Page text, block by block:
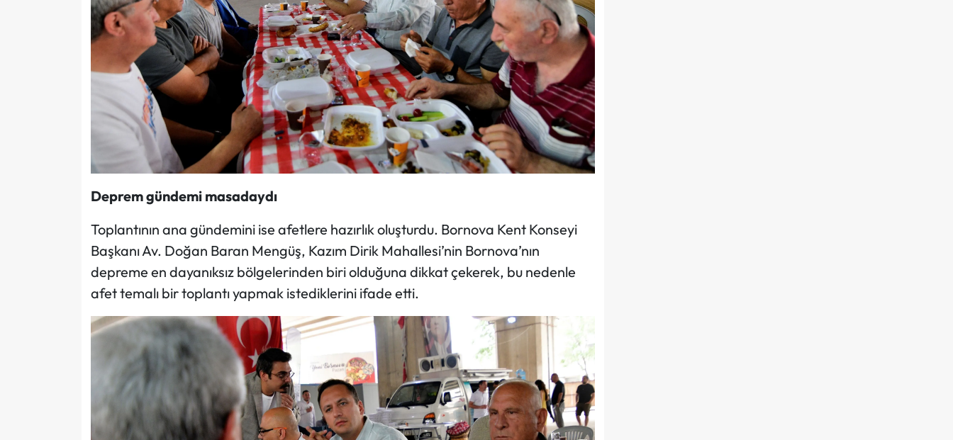
Deprem gündemi masadaydı
Toplantının ana gündemini ise afetlere hazırlık oluşturdu. Bornova Kent Konseyi
Başkanı Av. Doğan Baran Mengüş, Kazım Dirik Mahallesi’nin Bornova’nın
depreme en dayanıksız bölgelerinden biri olduğuna dikkat çekerek, bu nedenle
afet temalı bir toplantı yapmak istediklerini ifade etti.